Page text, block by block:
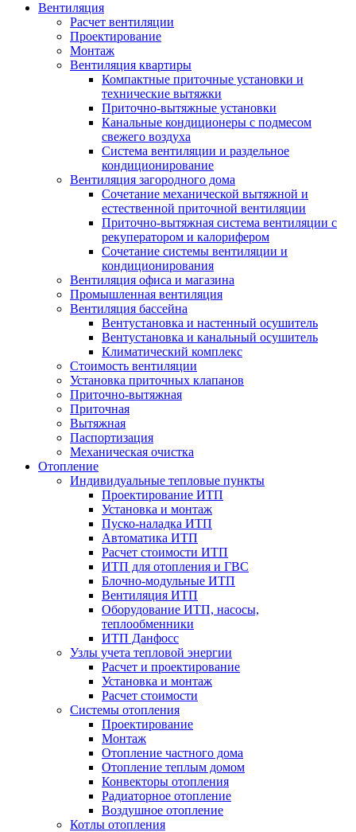
Вентиляция
Расчет вентиляции
Проектирование
Монтаж
Вентиляция квартиры
Компактные приточные установки и
технические вытяжки
Приточно-вытяжные установки
Канальные кондиционеры с подмесом
свежего воздуха
Cистема вентиляции и раздельное
кондиционирование
Вентиляция загородного дома
Сочетание механической вытяжной и
естественной приточной вентиляции
Приточно-вытяжная система вентиляции с
рекуператором и калорифером
Сочетание системы вентиляции и
кондиционирования
Вентиляция офиса и магазина
Промышленная вентиляция
Вентиляция бассейна
Вентустановка и настенный осушитель
Вентустановка и канальный осушитель
Климатический комплекс
Стоимость вентиляции
Установка приточных клапанов
Приточно-вытяжная
Приточная
Вытяжная
Паспортизация
Механическая очистка
Отопление
Индивидуальные тепловые пункты
Проектирование ИТП
Установка и монтаж
Пуско-наладка ИТП
Автоматика ИТП
Расчет стоимости ИТП
ИТП для отопления и ГВС
Блочно-модульные ИТП
Вентиляция ИТП
Оборудование ИТП, насосы,
теплообменники
ИТП Данфосс
Узлы учета тепловой энергии
Расчет и проектирование
Установка и монтаж
Расчет стоимости
Системы отопления
Проектирование
Монтаж
Отопление частного дома
Отопление теплым домом
Конвекторы отопления
Радиаторное отопление
Воздушное отопление
Котлы отопления